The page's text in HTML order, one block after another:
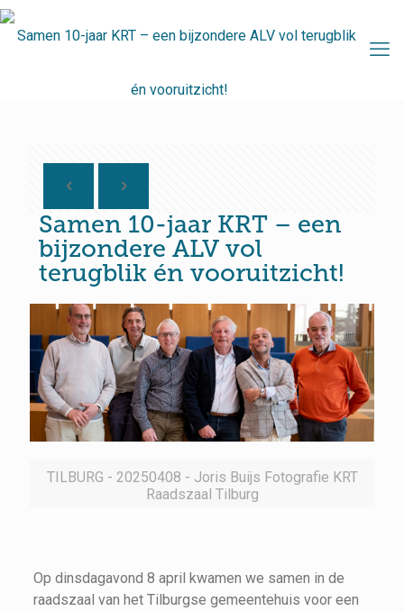
Samen 10-jaar KRT – een
bijzondere ALV vol
terugblik én vooruitzicht!
TILBURG - 20250408 - Joris Buijs Fotografie KRT
Raadszaal Tilburg
Op dinsdagavond 8 april kwamen we samen in de
raadszaal van het Tilburgse gemeentehuis voor een